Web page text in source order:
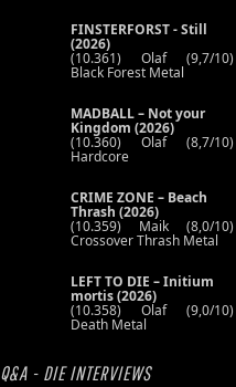
FINSTERFORST - Still
(2026)
(10.361) Olaf (9,7/10)
Black Forest Metal
MADBALL – Not your
Kingdom (2026)
(10.360) Olaf (8,7/10)
Hardcore
CRIME ZONE – Beach
Thrash (2026)
(10.359) Maik (8,0/10)
Crossover Thrash Metal
LEFT TO DIE – Initium
mortis (2026)
(10.358) Olaf (9,0/10)
Death Metal
Q&A - DIE INTERVIEWS